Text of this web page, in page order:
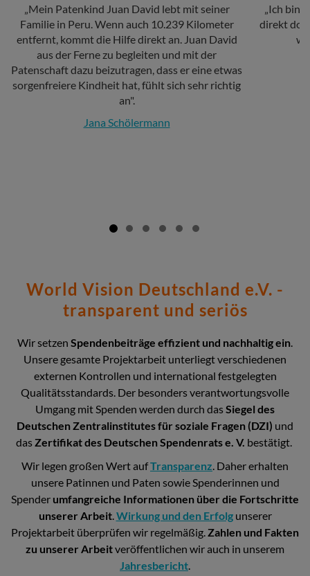
Copy„Mein Patenkind Juan David lebt mit seiner
Familie in Peru. Wenn auch 10.239 Kilometer
entfernt, kommt die Hilfe direkt an. Juan David
aus der Ferne zu begleiten und mit der
Patenschaft dazu beizutragen, dass er eine etwas
sorgenfreiere Kindheit hat, fühlt sich sehr richtig
an".
Jana Schölermann
Copy„Ich bin
direkt
World Vision Deutschland e.V. -
transparent und seriös
Wir setzen Spendenbeiträge effizient und nachhaltig ein
Unsere gesamte Projektarbeit unterliegt verschiedenen
externen Kontrollen und international festgelegten
Qualitätsstandards. Der besonders verantwortungsvolle
Umgang mit Spenden werden durch das Siegel des
Deutschen Zentralinstitutes für soziale Fragen (DZI) und
das Zertifikat des Deutschen Spendenrats e. V. bestätigt.
Wir legen großen Wert aufTransparenz . Daher erhalten
unsere Patinnen und Paten sowie Spenderinnen und
Spender umfangreiche Informationen über die Fortschritte
unserer Arbeit. Wirkung und den Erfolgunserer
Projektarbeit überprüfen wir regelmäßig. Zahlen und Fakten
zu unserer Arbeitveröffentlichen wir auch in unserem
Jahresbericht